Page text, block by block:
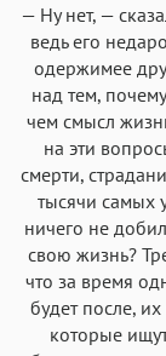
— Ну нет, —
ведь его
одержимее
над тем,
чем смысл
на эти
смерти,
тысячи самых
ничего не
свою жизнь?
что за время
будет после,
которые